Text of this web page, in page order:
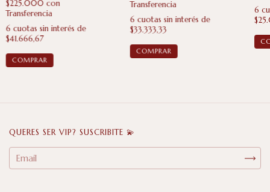
$225.000 con
Transferencia
6 cuotas sin interés de
$41.666,67
Transferencia
6 cuotas sin interés de
$33.333,33
6
QUERES SER VIP? SUSCRIBITE 💫